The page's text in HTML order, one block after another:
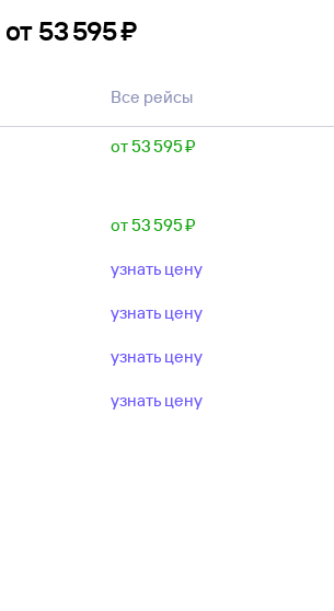
от 53 ⁠595 ⁠₽
Все рейсы
от 53 ⁠595 ⁠₽
от 53 ⁠595 ⁠₽
узнать цену
узнать цену
узнать цену
узнать цену